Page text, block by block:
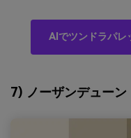
AIでツンドラパレ
7) ノーザンデューン